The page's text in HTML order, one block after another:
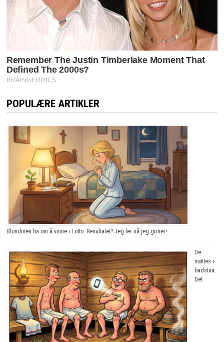
POPULÆRE ARTIKLER
Blondinen ba om å vinne i Lotto. Resultatet? Jeg ler så jeg griner!
De
møttes i
badstua.
Det